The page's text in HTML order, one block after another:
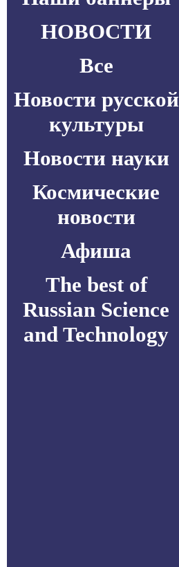
НОВОСТИ
Все
Новости русской
культуры
Новости науки
Космические
новости
Афиша
The best of
Russian Science
and Technology